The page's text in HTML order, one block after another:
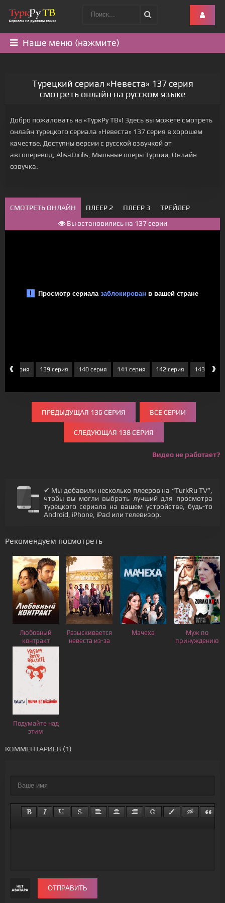
Наше меню (нажмите)
Турецкий сериал «Невеста» 137 серия
смотреть онлайн на русском языке
Добро пожаловать на «ТуркРу ТВ»! Здесь вы можете смотреть
онлайн турецкого сериала «Невеста» 137 серия в хорошем
качестве. Доступны версии с русской озвучкой от
автоперевод, AlisaDirilis, Мыльные оперы Турции, Онлайн
озвучка.
СМОТРЕТЬ ОНЛАЙН ПЛЕЕР 2 ПЛЕЕР 3
ТРЕЙЛЕР
Вы остановились на 137 серии
‹
138 серия 139 серия 140 серия 141 серия 142 серия 143 серия
›
ПРЕДЫДУЩАЯ 136 СЕРИЯ ВСЕ СЕРИИ
СЛЕДУЮЩАЯ 138 СЕРИЯ
Видео не работает?
✔ Мы добавили несколько плееров на “TurkRu TV”,
чтобы вы могли выбрать лучший для просмотра
турецкого сериала на вашем устройстве, будь-то
Android, iPhone, iPad или телевизор.
Рекомендуем посмотреть
Любовный
контракт
Разыскивается
невеста из-за
Мачеха
Муж по
принуждению
Подумайте над
этим
КОММЕНТАРИЕВ (1)
ОТПРАВИТЬ